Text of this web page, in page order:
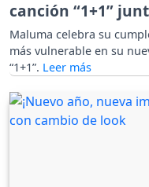
canción “1+1”
Maluma celebra su
más vulnerable en su
“1+1”.